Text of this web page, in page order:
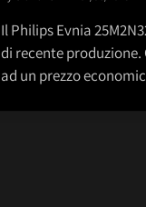
Il Philips Evnia
di recente
ad un prezzo